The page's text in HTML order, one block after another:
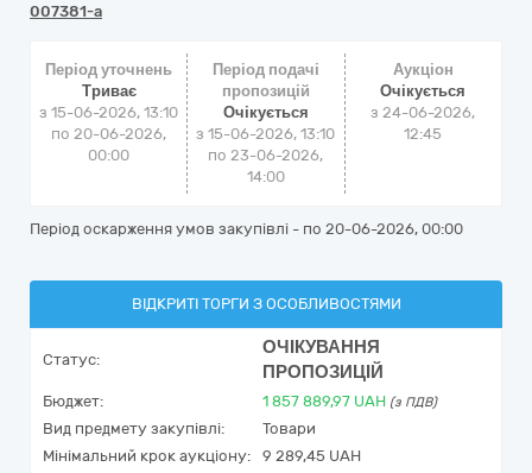
007381-a
Період уточнень
Триває
з 15-06-2026, 13:10
по 20-06-2026,
00:00
Період подачі
пропозицій
Очікується
з 15-06-2026, 13:10
по 23-06-2026,
14:00
Аукціон
Очікується
з24-06-2026,
12:45
Період оскарження умов закупівлі - по 20-06-2026, 00:00
ВІДКРИТІ ТОРГИ З ОСОБЛИВОСТЯМИ
Статус:
ОЧІКУВАННЯ
ПРОПОЗИЦІЙ
Бюджет: 1 857 889,97 UAH (з ПДВ)
Вид предмету закупівлі:
Товари
Мінімальний крок аукціону:
9 289,45 UAH